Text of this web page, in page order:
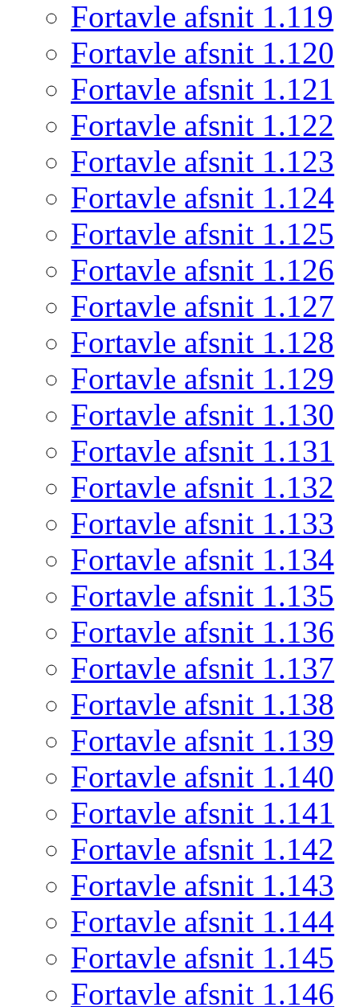
Fortavle afsnit 1.119
Fortavle afsnit 1.120
Fortavle afsnit 1.121
Fortavle afsnit 1.122
Fortavle afsnit 1.123
Fortavle afsnit 1.124
Fortavle afsnit 1.125
Fortavle afsnit 1.126
Fortavle afsnit 1.127
Fortavle afsnit 1.128
Fortavle afsnit 1.129
Fortavle afsnit 1.130
Fortavle afsnit 1.131
Fortavle afsnit 1.132
Fortavle afsnit 1.133
Fortavle afsnit 1.134
Fortavle afsnit 1.135
Fortavle afsnit 1.136
Fortavle afsnit 1.137
Fortavle afsnit 1.138
Fortavle afsnit 1.139
Fortavle afsnit 1.140
Fortavle afsnit 1.141
Fortavle afsnit 1.142
Fortavle afsnit 1.143
Fortavle afsnit 1.144
Fortavle afsnit 1.145
Fortavle afsnit 1.146